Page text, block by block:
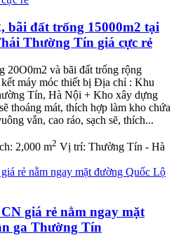
bãi đất trống 15000m2 tại
Thường Tín giá cực rẻ
20O0m2 và bãi đất trống rộng
máy móc thiết bị Địa chỉ : Khu
Tín, Hà Nội + Kho xây dựng
thoáng mát, thích hợp làm kho chứa
vắn, cao ráo, sạch sẽ, thích...
2,000 m2 Vị trí: Thường Tín - Hà
giá rẻ nằm ngay mặt
ga Thường Tín